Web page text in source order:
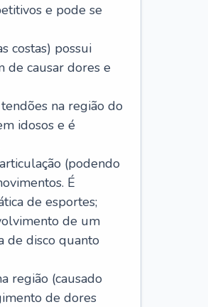
e pode se
costas) possui
de causar dores e
na região do
idosos e é
(podendo
É
de esportes;
de um
de disco quanto
região (causado
de dores